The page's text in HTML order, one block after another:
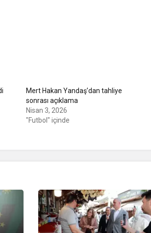
Mert Hakan Yandaş’dan tahliye
sonrası açıklama
Nisan 3, 2026
"Futbol" içinde